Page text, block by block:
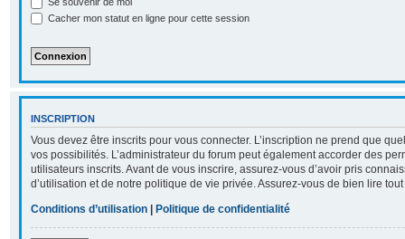
Cacher mon statut en ligne pour cette session
INSCRIPTION
Vous devez être inscrits pour vous connecter. L’inscription ne prend que
vos possibilités. L’administrateur du forum peut également accorder des
utilisateurs inscrits. Avant de vous inscrire, assurez-vous d’avoir pris
d’utilisation et de notre politique de vie privée. Assurez-vous de bien lire
Conditions d’utilisation | Politique de confidentialité